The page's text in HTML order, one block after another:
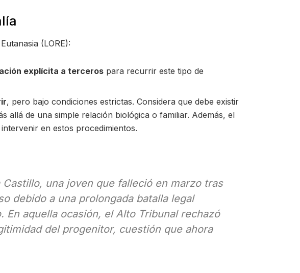
(LORE):
explícita a terceros para recurrir este tipo de
, pero bajo condiciones estrictas. Considera que debe existir
allá de una simple relación biológica o familiar. Además, el
en estos procedimientos.
una joven que falleció en marzo tras
debido a una prolongada batalla legal
aquella ocasión, el Alto Tribunal rechazó
del progenitor, cuestión que ahora